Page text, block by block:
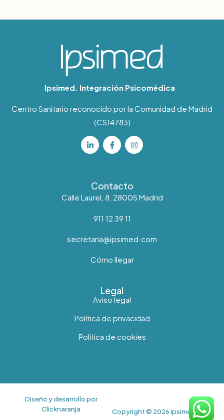
Ipsimed. Integración Psicomédica
Centro Sanitario reconocido por la Comunidad de Madrid
(CS14783)
Contacto
Calle Laurel, 8, 28005 Madrid
911 12 39 11
secretaria@ipsimed.com
Cómo llegar
Legal
Aviso legal
Política de privacidad
Política de cookies
Copyright © 2026 Ipsimed
Diseño y desarrollo por
Clicknaranja